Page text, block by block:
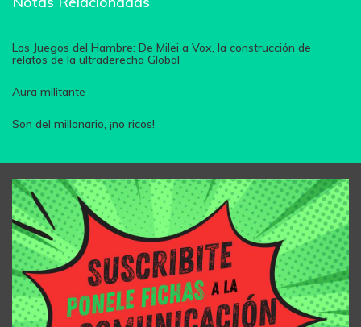
Los Juegos del Hambre: De Milei a Vox, la construcción de
relatos de la ultraderecha Global
Aura militante
Son del millonario, ¡no ricos!